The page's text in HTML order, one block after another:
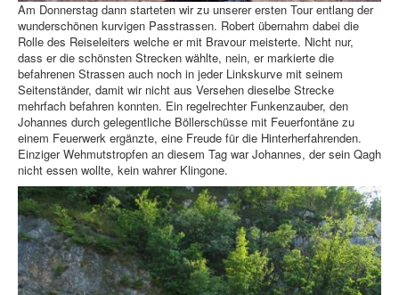
Am Donnerstag dann starteten wir zu unserer ersten Tour entlang der
wunderschönen kurvigen Passtrassen. Robert übernahm dabei die
Rolle des Reiseleiters welche er mit Bravour meisterte. Nicht nur,
dass er die schönsten Strecken wählte, nein, er markierte die
befahrenen Strassen auch noch in jeder Linkskurve mit seinem
Seitenständer, damit wir nicht aus Versehen dieselbe Strecke
mehrfach befahren konnten. Ein regelrechter Funkenzauber, den
Johannes durch gelegentliche Böllerschüsse mit Feuerfontäne zu
einem Feuerwerk ergänzte, eine Freude für die Hinterherfahrenden.
Einziger Wehmutstropfen an diesem Tag war Johannes, der sein Qagh
nicht essen wollte, kein wahrer Klingone.